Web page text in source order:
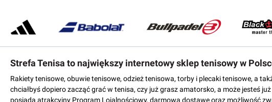
Strefa Tenisa to największy internetowy sklep tenisowy w
Rakiety tenisowe, obuwie tenisowe, odzież tenisowa, torby i plecaki tenisowe, a
chciałbyś dopiero zacząć grać w tenisa, czy już grasz amatorsko, a może jesteś
posiada atrakcyjny Program Lojalnościowy, darmową dostawę oraz możliwość